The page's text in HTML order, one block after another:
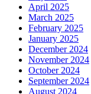
April 2025
March 2025
February 2025
January 2025
December 2024
November 2024
October 2024
September 2024
August 2024